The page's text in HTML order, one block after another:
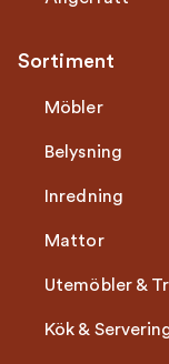
Sortiment
Möbler
Belysning
Inredning
Mattor
Utemöbler &
Kök &